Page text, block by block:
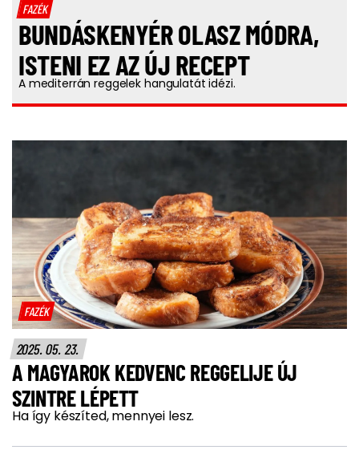
FAZÉK
BUNDÁSKENYÉR OLASZ MÓDRA,
ISTENI EZ AZ ÚJ RECEPT
A mediterrán reggelek hangulatát idézi.
FAZÉK
2025. 05. 23.
A MAGYAROK KEDVENC REGGELIJE ÚJ
SZINTRE LÉPETT
Ha így készíted, mennyei lesz.